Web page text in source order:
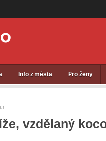
Info z města Pro ženy
vzdělaný